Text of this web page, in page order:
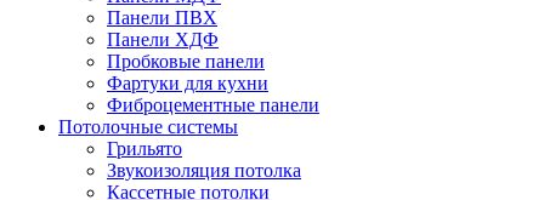
Панели ПВХ
Панели ХДФ
Пробковые панели
Фартуки для кухни
Фиброцементные панели
Потолочные системы
Грильято
Звукоизоляция потолка
Кассетные потолки